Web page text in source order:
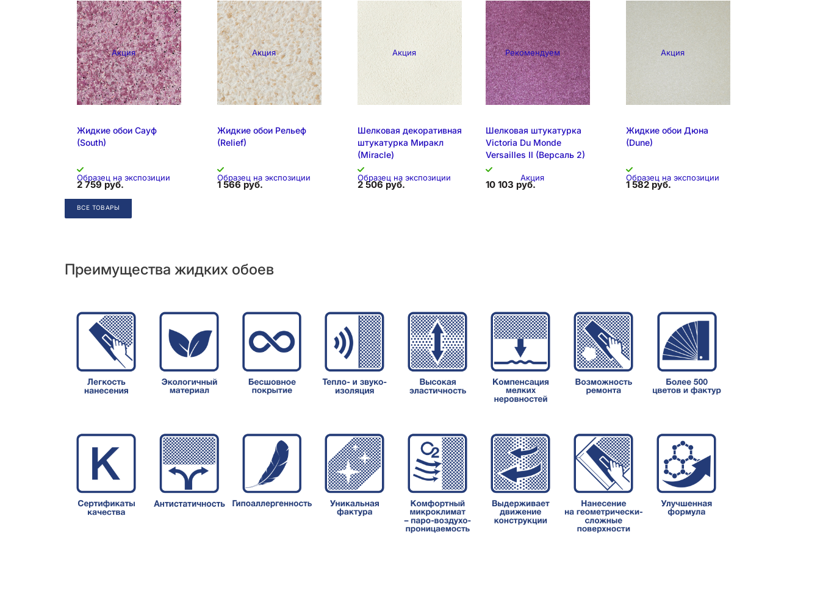
Образец на экспозиции Образец на экспозиции Складская позиция Образец на экспозиции
Акция
Образец на экспозиции
Жидкие обои Сауф
(South)
2 759 руб.
Акция
Образец на экспозиции
Жидкие обои Рельеф
(Relief)
1 566 руб.
Акция
Образец на экспозиции
Шелковая декоративная
штукатурка Миракл
(Miracle)
2 506 руб.
Рекомендуем
Акция
Шелковая штукатурка
Victoria Du Monde
Versailles II (Версаль 2)
10 103 руб.
Акция
Образец на экспозиции
Жидкие обои Дюна
(Dune)
1 582 руб.
ВСЕ ТОВАРЫ
Преимущества жидких обоев